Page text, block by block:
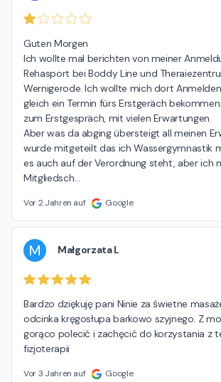
Guten Morgen
Ich wollte mal berichten von meiner
Rehasport bei Boddy Line und
Wernigerode. Ich wollte mich dort
gleich ein Termin fürs Erstgeräch
zum Erstgespräch, mit vielen Erwartungen.
Aber was da abging übersteigt all meinen
wurde mitgeteilt das ich Wassergymnastik
es auch auf der Verordnung steht, aber ich
Mitgliedsch…
Vor 2 Jahren auf Google
M Małgorzata L
Bardzo dziękuję pani Ninie za świetne
odcinka kręgosłupa barkowo szyjnego. Z
gorąco polecić i zachęcić do korzystania z
fizjoterapii
Vor 3 Jahren auf Google